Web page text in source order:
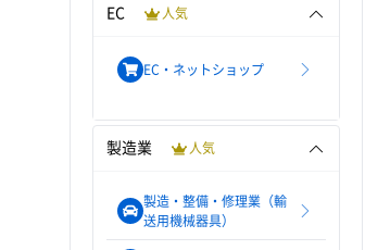
EC 人気
EC・ネットショップ
製造業 人気
製造・整備・修理業（輸
送用機械器具）